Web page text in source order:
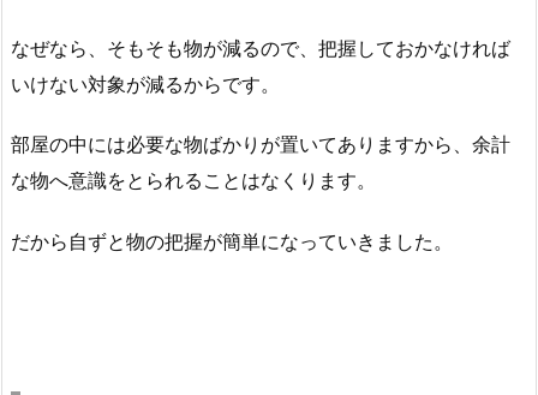
なぜなら、そもそも物が減るので、把握しておかなければ
いけない対象が減るからです。
部屋の中には必要な物ばかりが置いてありますから、余計
な物へ意識をとられることはなくります。
だから自ずと物の把握が簡単になっていきました。